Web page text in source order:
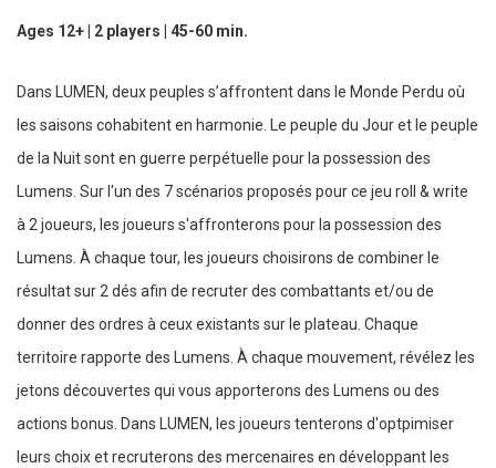
Ages 12+ | 2 players | 45-60 min.
Dans LUMEN, deux peuples s’affrontent dans le Monde Perdu où
les saisons cohabitent en harmonie. Le peuple du Jour et le peuple
de la Nuit sont en guerre perpétuelle pour la possession des
Lumens. Sur l'un des 7 scénarios proposés pour ce jeu roll & write
à 2 joueurs, les joueurs s'affronterons pour la possession des
Lumens. À chaque tour, les joueurs choisirons de combiner le
résultat sur 2 dés afin de recruter des combattants et/ou de
donner des ordres à ceux existants sur le plateau. Chaque
territoire rapporte des Lumens. À chaque mouvement, révélez les
jetons découvertes qui vous apporterons des Lumens ou des
actions bonus. Dans LUMEN, les joueurs tenterons d'optpimiser
leurs choix et recruterons des mercenaires en développant les